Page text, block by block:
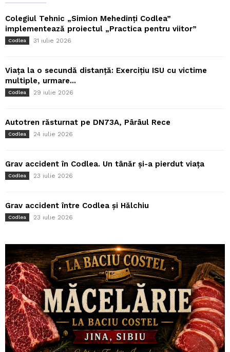
Colegiul Tehnic „Simion Mehedinți Codlea”
implementează proiectul „Practica pentru viitor”
Codlea 31 iulie 2026
Viața la o secundă distanță: Exercițiu ISU cu victime
multiple, urmare...
Codlea 29 iulie 2026
Autotren răsturnat pe DN73A, Pârâul Rece
Codlea 24 iulie 2026
Grav accident în Codlea. Un tânăr și-a pierdut viața
Codlea 23 iulie 2026
Grav accident între Codlea și Hălchiu
Codlea 23 iulie 2026